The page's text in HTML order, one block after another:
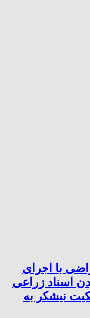
با اجرای
اسناد زراعی
نیشکر به